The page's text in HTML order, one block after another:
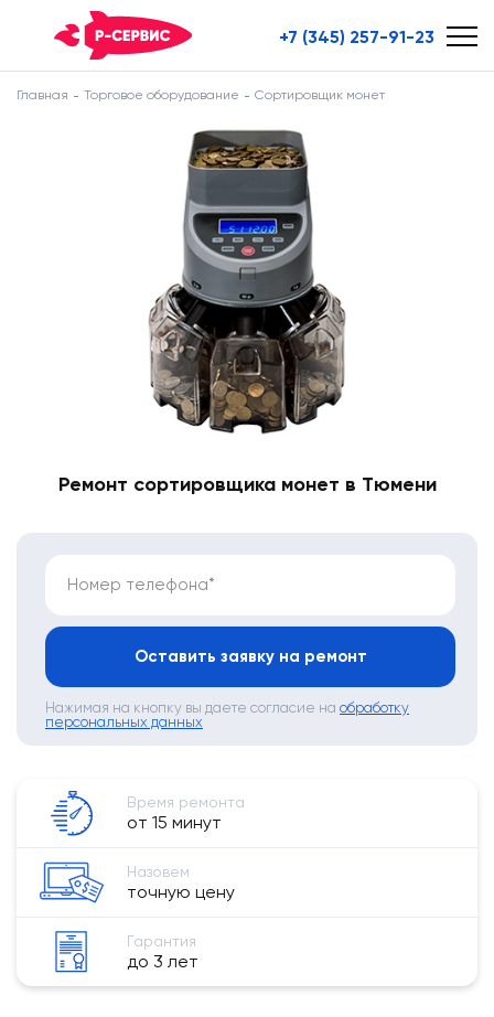
+7 (345) 257-91-23
Главная Торговое оборудование Сортировщик монет
Ремонт сортировщика монет в Тюмени
Номер телефона*
Оставить заявку на ремонт
Нажимая на кнопку вы даете согласие на обработку
персональных данных
Время ремонта
от 15 минут
Назовем
точную цену
Гарантия
до 3 лет